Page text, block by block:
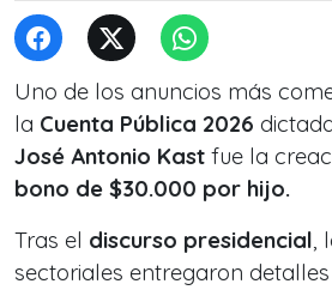
Uno de los anuncios más
la Cuenta Pública 2026
José Antonio Kast fue la
bono de $30.000 por hijo.
Tras el discurso presidencial,
sectoriales entregaron